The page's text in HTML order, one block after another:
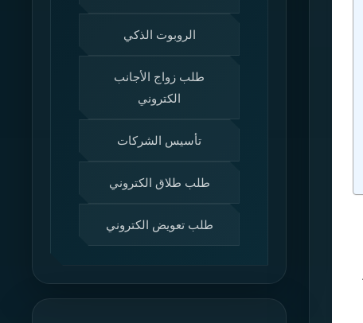
الروبوت الذكي
طلب زواج الأجانب
الكتروني
تأسيس الشركات
طلب طلاق الكتروني
طلب تعويض الكتروني